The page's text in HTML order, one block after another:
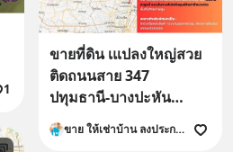
1
ขายที่ดิน เแปลงใหญ่สวย
ติดถนนสาย 347
ปทุมธานี-บางปะหัน
ต.บางประแดง อ.บางประ
อิน อยุธยา กม. 29-30
ขาย ให้เช่าบ้าน ลงประกาศ ที่ดิน คอนโด อาคารพาณิชย์